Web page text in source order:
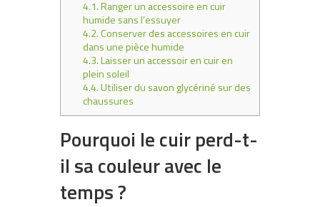
4.1.Ranger un accessoire en cuir
humide sans l’essuyer
4.2.Conserver des accessoires en cuir
dans une pièce humide
4.3.Laisser un accessoir en cuir en
plein soleil
4.4.Utiliser du savon glycériné sur des
chaussures
Pourquoi le cuir perd-t-
il sa couleur avec le
temps ?